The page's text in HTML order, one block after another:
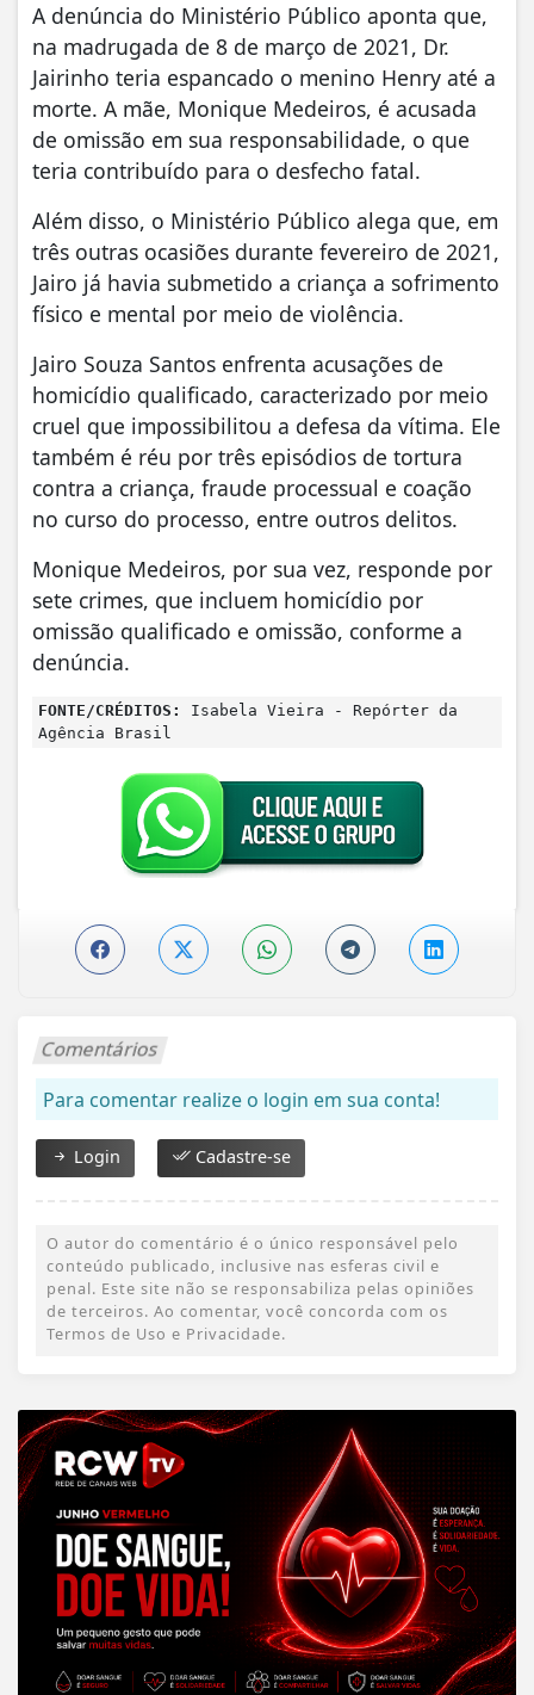
A denúncia do Ministério Público aponta que,
na madrugada de 8 de março de 2021, Dr.
Jairinho teria espancado o menino Henry até a
morte. A mãe, Monique Medeiros, é acusada
de omissão em sua responsabilidade, o que
teria contribuído para o desfecho fatal.
Além disso, o Ministério Público alega que, em
três outras ocasiões durante fevereiro de 2021,
Jairo já havia submetido a criança a sofrimento
físico e mental por meio de violência.
Jairo Souza Santos enfrenta acusações de
homicídio qualificado, caracterizado por meio
cruel que impossibilitou a defesa da vítima. Ele
também é réu por três episódios de tortura
contra a criança, fraude processual e coação
no curso do processo, entre outros delitos.
Monique Medeiros, por sua vez, responde por
sete crimes, que incluem homicídio por
omissão qualificado e omissão, conforme a
denúncia.
FONTE/CRÉDITOS:
Isabela Vieira - Repórter da
Agência Brasil
Comentários
Para comentar realize o login em sua conta!
Login Cadastre-se
O autor do comentário é o único responsável pelo
conteúdo publicado, inclusive nas esferas civil e
penal. Este site não se responsabiliza pelas opiniões
de terceiros. Ao comentar, você concorda com os
Termos de Uso e Privacidade.